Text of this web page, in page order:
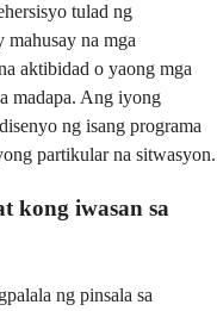
tulad ng
mahusay na mga
aktibidad o yaong mga
madapa. Ang iyong
ng isang programa
partikular na sitwasyon.
kong iwasan sa
ng pinsala sa